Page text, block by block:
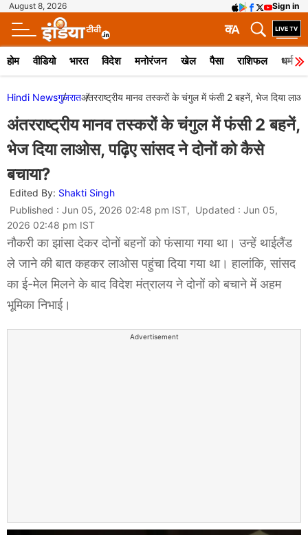
August 8, 2026 Sign in
A
क
होम वीडियो भारत विदेश मनोरंजन खेल पैसा राशिफल धर्म
Hindi Newsगुजरातअंतरराष्ट्रीय मानव तस्करों के चंगुल में फंसी 2 बहनें, भेज दिया
अंतरराष्ट्रीय मानव तस्करों के चंगुल में फंसी 2 बहनें,
भेज दिया लाओस, पढ़िए सांसद ने दोनों को कैसे
बचाया?
Edited By: Shakti Singh
Published : Jun 05, 2026 02:48 pm IST, Updated : Jun 05,
2026 02:48 pm IST
नौकरी का झांसा देकर दोनों बहनों को फंसाया गया था। उन्हें थाईलैंड
ले जाने की बात कहकर लाओस पहुंचा दिया गया था। हालांकि, सांसद
का ई-मेल मिलने के बाद विदेश मंत्रालय ने दोनों को बचाने में अहम
भूमिका निभाई।
Advertisement